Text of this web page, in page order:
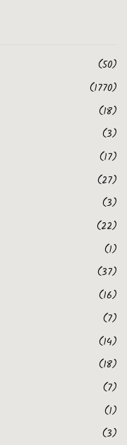
(50)
(1770)
(18)
(3)
(17)
(27)
(3)
(22)
(1)
(37)
(16)
(7)
(14)
(18)
(7)
(1)
(3)